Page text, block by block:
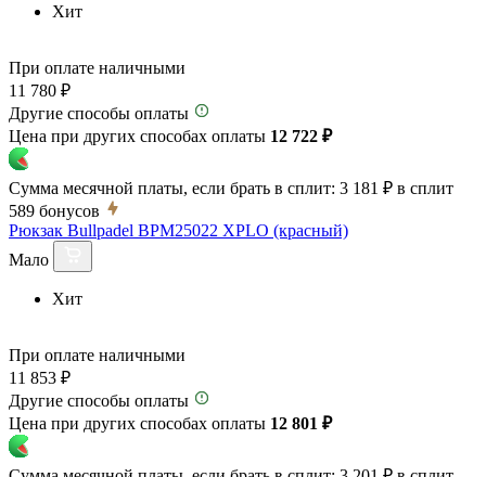
Хит
При оплате наличными
11 780 ₽
Другие способы оплаты
Цена при других способах оплаты 12 722 ₽
Сумма месячной платы, если брать в сплит: 3 181 ₽ в сплит
589 бонусов
Рюкзак Bullpadel BPM25022 XPLO (красный)
Мало
Хит
При оплате наличными
11 853 ₽
Другие способы оплаты
Цена при других способах оплаты 12 801 ₽